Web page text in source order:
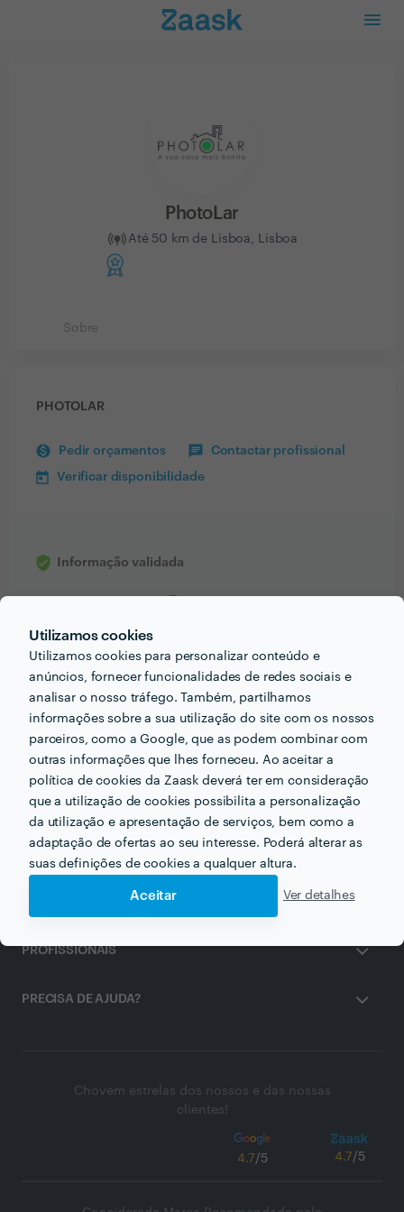
Utilizamos cookies
Utilizamos cookies para personalizar conteúdo e
anúncios, fornecer funcionalidades de redes sociais e
analisar o nosso tráfego. Também, partilhamos
informações sobre a sua utilização do site com os nossos
parceiros, como a Google, que as podem combinar com
outras informações que lhes forneceu. Ao aceitar a
política de cookies da Zaask deverá ter em consideração
que a utilização de cookies possibilita a personalização
da utilização e apresentação de serviços, bem como a
adaptação de ofertas ao seu interesse. Poderá alterar as
suas definições de cookies a qualquer altura.
Aceitar Ver detalhes
PhotoLar
Até 50 km de Lisboa, Lisboa
Sobre
PHOTOLAR
Pedir orçamentos Contactar profissional
Verificar disponibilidade
Informação validada
Receba várias propostas de profissionais como
PhotoLarem poucas horas.
ZAASK
PROFISSIONAIS
PRECISA DE AJUDA?
Chovem estrelas dos nossos e das nossas
clientes!
4.7/5 4.7/5